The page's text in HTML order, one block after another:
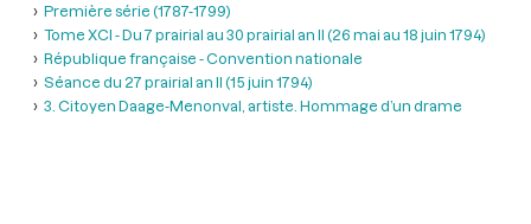
Première série (1787-1799)
Tome XCI - Du 7 prairial au 30 prairial an II (26 mai au 18 juin 1794)
République française - Convention nationale
Séance du 27 prairial an II (15 juin 1794)
3. Citoyen Daage-Menonval, artiste. Hommage d’un drame